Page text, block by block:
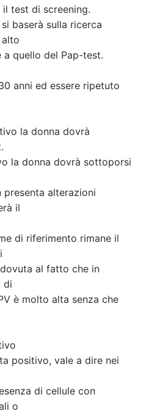
test di screening.
baserà sulla ricerca
alto
a quello del Pap-test.
anni ed essere ripetuto
la donna dovrà
la donna dovrà sottoporsi
alterazioni
il
di riferimento rimane il
al fatto che in
di
è molto alta senza che
positivo, vale a dire nei
di cellule con
o